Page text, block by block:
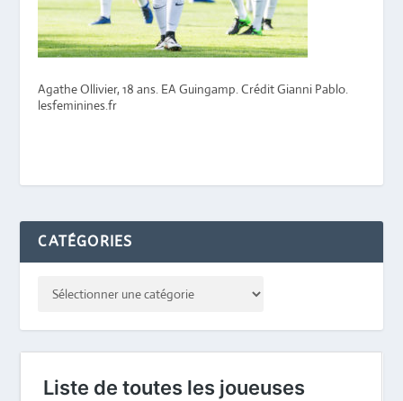
Agathe Ollivier, 18 ans. EA Guingamp. Crédit Gianni Pablo.
lesfeminines.fr
CATÉGORIES